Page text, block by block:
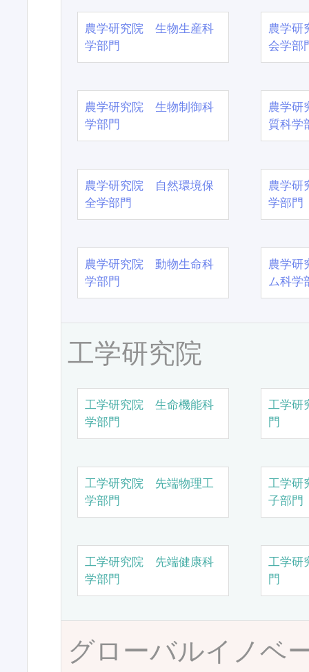
農学研究院 生物生産科
学部門
農学
会学部
農学研究院 生物制御科
学部門
農学
質科学
農学研究院 自然環境保
全学部門
農学
学部門
農学研究院 動物生命科
学部門
農学
ム科学
工学研究院
工学研究院 生命機能科
学部門
工学研
門
工学研究院 先端物理工
学部門
工学研
子部門
工学研究院 先端健康科
学部門
工学研
門
グローバルイノベ